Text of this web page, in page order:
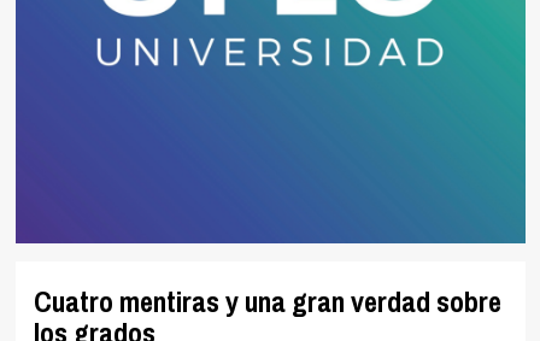
Cuatro mentiras y una gran verdad sobre
los grados